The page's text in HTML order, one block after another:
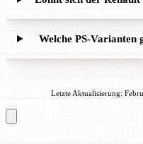
Welche PS-Varianten
Letzte Aktualisierung: